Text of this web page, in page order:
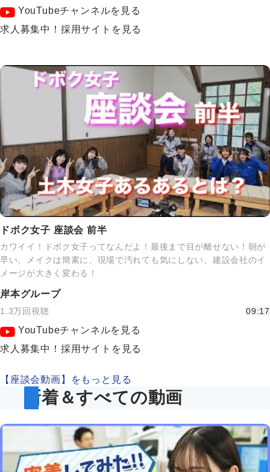
YouTubeチャンネルを見る
求人募集中！採用サイトを見る
ドボク女子 座談会 前半
カワイイ！ドボク女子ってなんだよ！最後まで目が離せない！朝が
早い、メイクは簡素に、現場で汚れても気にしない、建設会社のイ
メージが大きく変わる！
岸本グループ
1.3万回視聴 09:17
YouTubeチャンネルを見る
求人募集中！採用サイトを見る
【座談会動画】をもっと見る
新着＆すべての動画